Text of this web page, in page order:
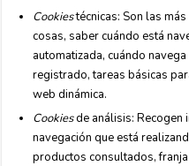
Cookiestécnicas: Son las
cosas, saber cuándo está
automatizada, cuándo
registrado, tareas básicas
web dinámica.
Cookiesde análisis: Recogen
navegación que está
productos consultados,